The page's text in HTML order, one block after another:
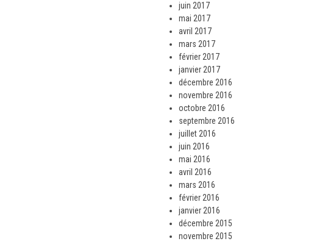
juin 2017
mai 2017
avril 2017
mars 2017
février 2017
janvier 2017
décembre 2016
novembre 2016
octobre 2016
septembre 2016
juillet 2016
juin 2016
mai 2016
avril 2016
mars 2016
février 2016
janvier 2016
décembre 2015
novembre 2015